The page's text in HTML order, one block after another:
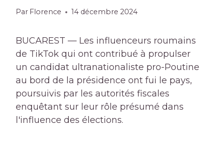
Par Florence 14 décembre 2024
BUCAREST — Les influenceurs roumains
de TikTok qui ont contribué à propulser
un candidat ultranationaliste pro-Poutine
au bord de la présidence ont fui le pays,
poursuivis par les autorités fiscales
enquêtant sur leur rôle présumé dans
l'influence des élections.